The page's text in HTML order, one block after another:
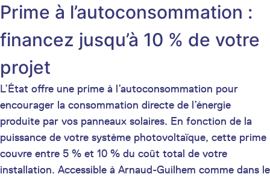
Prime à l’autoconsommation :
financez jusqu’à 10 % de votre
projet
L’État offre une prime à l’autoconsommation pour
encourager la consommation directe de l’énergie
produite par vos panneaux solaires. En fonction de la
puissance de votre système photovoltaïque, cette prime
couvre entre 5 % et 10 % du coût total de votre
installation. Accessible à Arnaud-Guilhem comme dans le